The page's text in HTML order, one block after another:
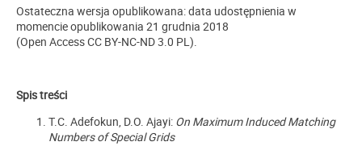
Ostateczna wersja opublikowana: data udostępnienia w
momencie opublikowania 21 grudnia 2018
(Open Access CC BY-NC-ND 3.0 PL).
Spis treści
T.C. Adefokun, D.O. Ajayi: On Maximum Induced Matching
Numbers of Special Grids